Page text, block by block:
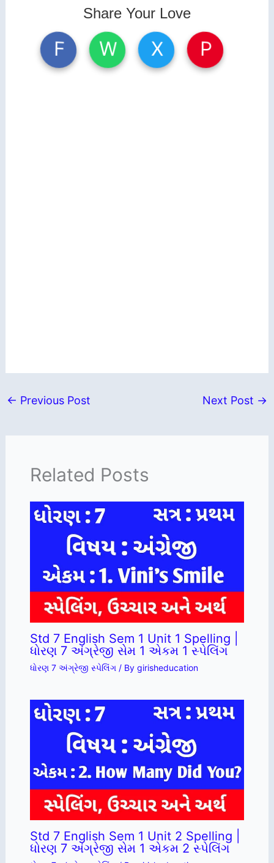
Share Your Love
F W X P
← Previous Post Next Post →
Related Posts
Std 7 English Sem 1 Unit 1 Spelling |
ધોરણ 7 અંગ્રેજી સેમ 1 એકમ 1 સ્પેલિંગ
ધોરણ 7 અંગ્રેજી સ્પેલિંગ / By girisheducation
Std 7 English Sem 1 Unit 2 Spelling |
ધોરણ 7 અંગ્રેજી સેમ 1 એકમ 2 સ્પેલિંગ